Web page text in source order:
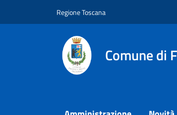
Regione Toscana
Comune di